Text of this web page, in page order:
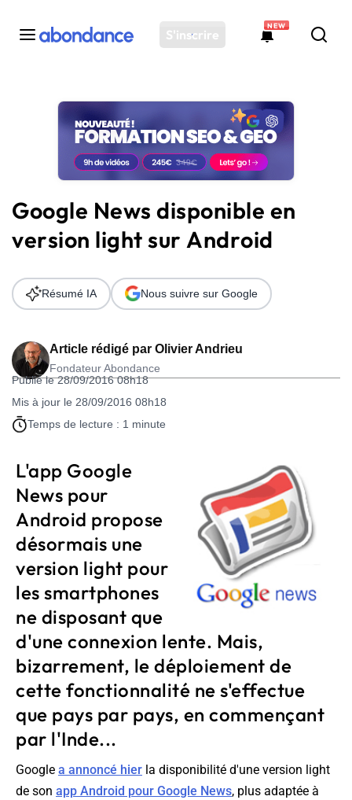
S'inscrire
NEW
Toutes les actus
Actus SEO
Plateforme
Solutions
Ressources
Audit SEO
Google News disponible en
version light sur Android
Article rédigé par Olivier Andrieu
Fondateur Abondance
Publié le 28/09/2016 08h18
Mis à jour le 28/09/2016 08h18
Temps de lecture : 1 minute
Résumé IA Nous suivre sur Google
L'app Google
News pour
Android propose
désormais une
version light pour
les smartphones
ne disposant que
d'une connexion lente. Mais,
bizarrement, le déploiement de
cette fonctionnalité ne s'effectue
que pays par pays, en commençant
par l'Inde...
Google a annoncé hier la disponibilité d'une version light
de son app Android pour Google News, plus adaptée à